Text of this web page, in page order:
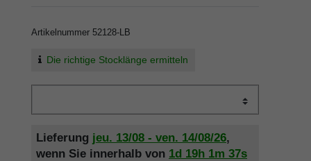
Artikelnummer 52128-LB
Die richtige Stocklänge ermitteln
Lieferung jeu. 13/08 - ven. 14/08/26,
wenn Sie innerhalb von 1d 19h 1m 37s